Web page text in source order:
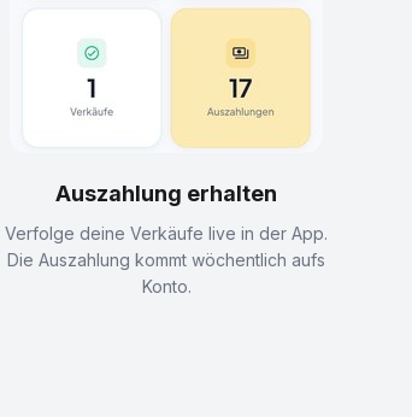
Auszahlung erhalten
Verfolge deine Verkäufe live in der App.
Die Auszahlung kommt wöchentlich aufs
Konto.